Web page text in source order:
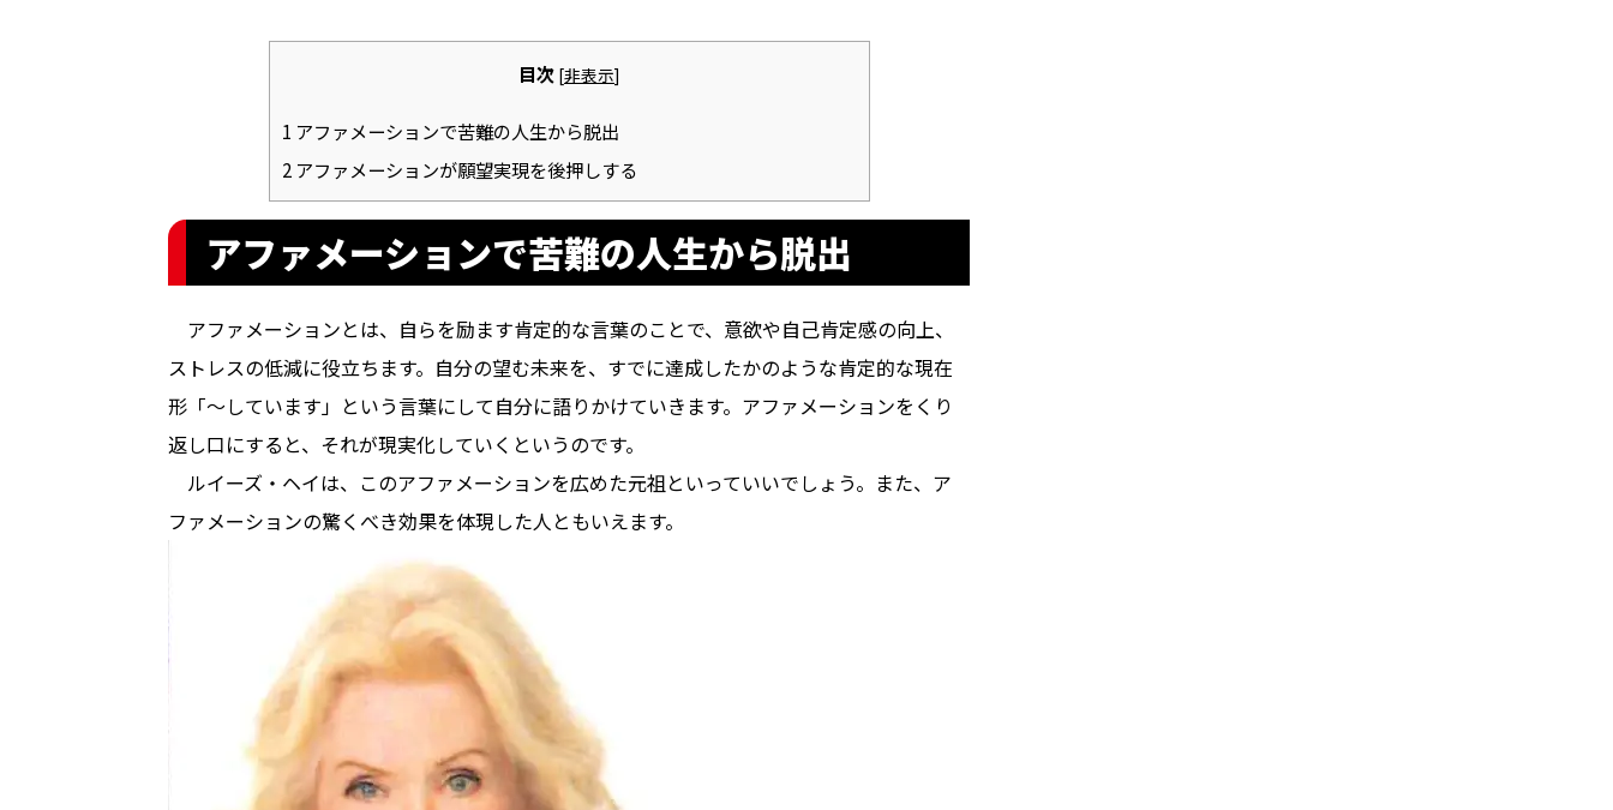
目次 [非表示]
1 アファメーションで苦難の人生から脱出
2アファメーションが願望実現を後押しする
アファメーションで苦難の人生から脱出
アファメーションとは、自らを励ます肯定的な言葉のことで、意欲や自己肯定感の向上、
ストレスの低減に役立ちます。自分の望む未来を、すでに達成したかのような肯定的な現在
形「〜しています」という言葉にして自分に語りかけていきます。アファメーションをくり
返し口にすると、それが現実化していくというのです。
ルイーズ・ヘイは、このアファメーションを広めた元祖といっていいでしょう。また、ア
ファメーションの驚くべき効果を体現した人ともいえます。